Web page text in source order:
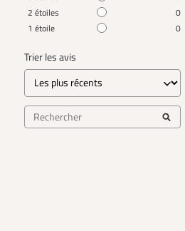
2 étoiles
0
1 étoile 0
Trier les avis